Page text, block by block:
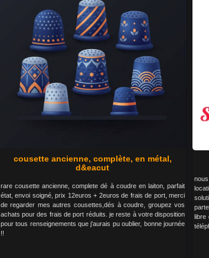
cousette ancienne, complète, en métal,
d&eacut
rare cousette ancienne, complete dé à coudre en laiton, parfait
état, envoi soigné, prix 12euros + 2euros de frais de port, merci
de regarder mes autres cousettes,dés à coudre, groupez vos
achats pour des frais de port réduits. je reste à votre disposition
pour tous renseignements que j'aurais pu oublier, bonne journée
!!
libre